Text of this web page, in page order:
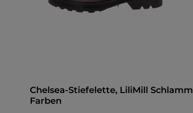
Chelsea-Stiefelette, LiliMill Schlamm
Farben